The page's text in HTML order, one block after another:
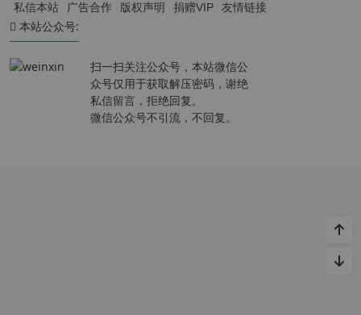
私信本站 广告合作 版权声明 捐赠VIP 友情链接
本站公众号:
扫一扫关注公众号，本站微信公
众号仅用于获取解压密码，谢绝
私信留言，拒绝回复。
微信公众号不引流，不回复。